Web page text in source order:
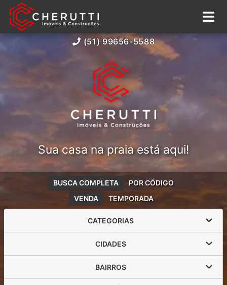
(51) 99656-5588
Sua casa na praia está aqui!
VENDA TEMPORADA
BUSCA COMPLETA POR CÓDIGO
CATEGORIAS
CIDADES
BAIRROS